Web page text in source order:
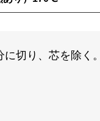
に切り、芯を除